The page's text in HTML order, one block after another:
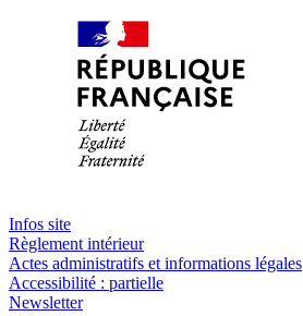
Infos site
Règlement intérieur
Actes administratifs et informations légales
Accessibilité : partielle
Newsletter